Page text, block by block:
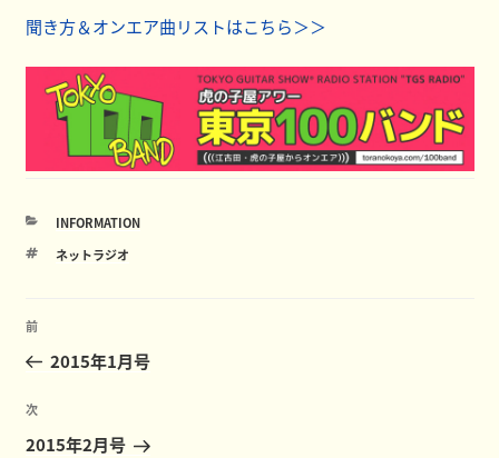
聞き方＆オンエア曲リストはこちら＞＞
カ
ゴ
INFORMATION
タ
ネットラジオ
投
稿
ナ
ビ
ゲ
前
の
稿
前
2015年1月号
次
の
次
2015年2月号